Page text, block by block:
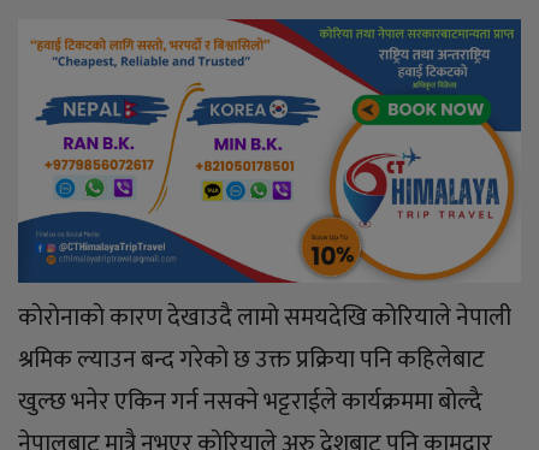
काेराेनाकाे कारण देखाउदै लामाे समयदेखि काेरियाले नेपाली
श्रमिक ल्याउन बन्द गरेकाे छ उक्त प्रक्रिया पनि कहिलेबाट
खुल्छ भनेर एकिन गर्न नसक्ने भट्टराईले कार्यक्रममा बाेल्दै